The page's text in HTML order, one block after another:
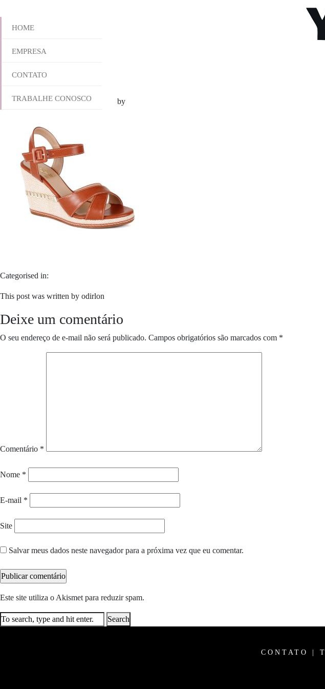
HOME
EMPRESA
CONTATO
TRABALHE CONOSCO
564-3579
janeiro 31, 2018 4:33 pm Published by
Categorised in:
This post was written by odirlon
Deixe um comentário
O seu endereço de e-mail não será publicado. Campos obrigatórios são marcados com *
Comentário *
Nome *
E-mail *
Site
Salvar meus dados neste navegador para a próxima vez que eu comentar.
Este site utiliza o Akismet para reduzir spam.
Search
CONTATO